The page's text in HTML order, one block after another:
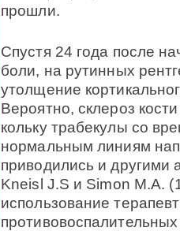
прошли.
Спустя 24 года после
боли, на рутинных
утолщение
Вероятно, склероз
коль­ку трабекулы со
нормальным линиям
приводились и другими
Kneisl J.S и Simon M.A.
использование